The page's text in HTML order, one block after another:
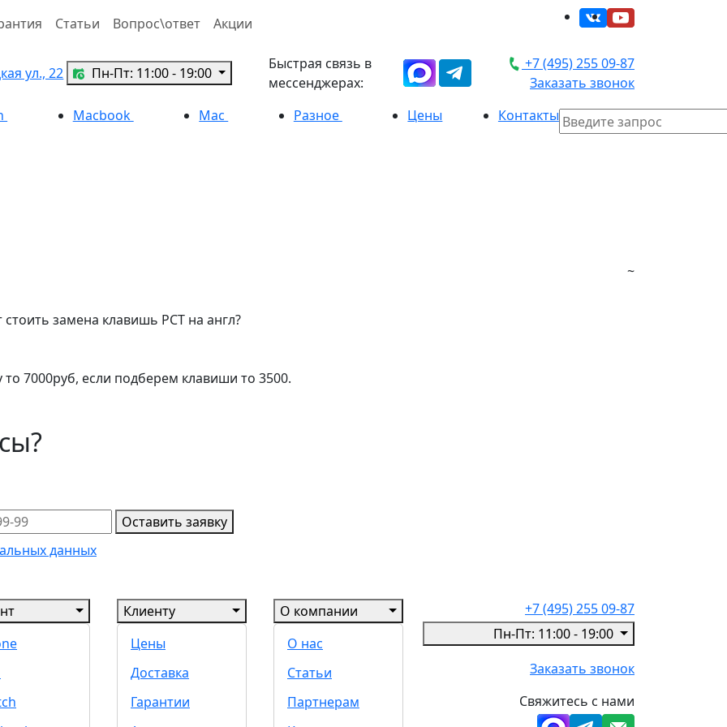
Статьи Вопрос\ответ Акции
ул., 22 Пн-Пт: 11:00 - 19:00
Быстрая связь в
мессенджерах:
+7 (495) 255 09-87
Заказать звонок
Macbook Mac Разное Цены Контакты
~
замена клавишь РСТ на англ?
7000руб, если подберем клавиши то 3500.
Оставить заявку
данных
Клиенту
Цены
Доставка
Гарантии
О компании
О нас
Статьи
Партнерам
+7 (495) 255 09-87
Пн-Пт: 11:00 - 19:00
Заказать звонок
Свяжитесь с нами